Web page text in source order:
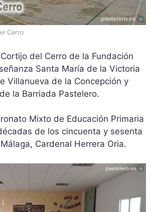
Cerro
del Cerro de la Fundación
Santa María de la Victoria
Villanueva de la Concepción y
la Barriada Pastelero.
Mixto de Educación Primaria
de los cincuenta y sesenta
Cardenal Herrera Oria.